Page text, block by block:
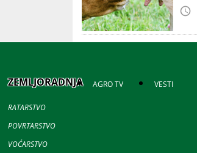
ZEMLJORADNJA
RATARSTVO
POVRTARSTVO
VOĆARSTVO
AGRO TV VESTI